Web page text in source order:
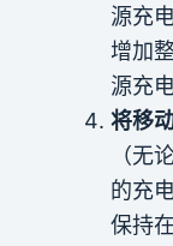
源充
增加
源充
将移
（无
的充
保持